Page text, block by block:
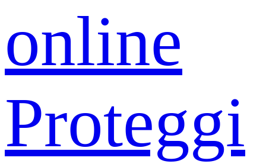
online
Proteggi